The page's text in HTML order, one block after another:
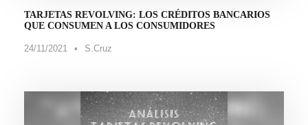
TARJETAS REVOLVING: LOS CRÉDITOS BANCARIOS
QUE CONSUMEN A LOS CONSUMIDORES
24/11/2021 • S.Cruz